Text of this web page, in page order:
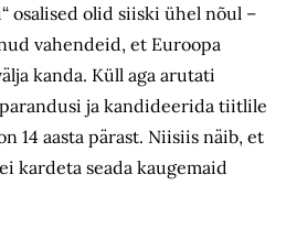
osalised olid siiski ühel nõul –
vahendeid, et Euroopa
kanda. Küll aga arutati
ja kandideerida tiitlile
14 aasta pärast. Niisiis näib, et
kardeta seada kaugemaid